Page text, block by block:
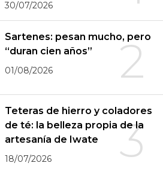
30/07/2026
2
Sartenes: pesan mucho, pero
“duran cien años”
01/08/2026
3
Teteras de hierro y coladores
de té: la belleza propia de la
artesanía de Iwate
18/07/2026